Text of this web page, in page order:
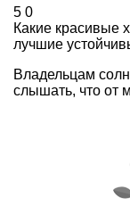
5 0
Какие красивые
лучшие
Владельцам
слышать, что от